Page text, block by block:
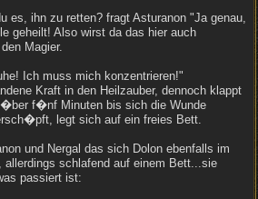
es, ihn zu retten? fragt Asturanon "Ja genau,
geheilt! Also wirst da das hier auch
Magier.
Ich muss mich konzentrieren!"
Kraft in den Heilzauber, dennoch klappt
f�nf Minuten bis sich die Wunde
legt sich auf ein freies Bett.
und Nergal das sich Dolon ebenfalls im
schlafend auf einem Bett...sie
passiert ist: